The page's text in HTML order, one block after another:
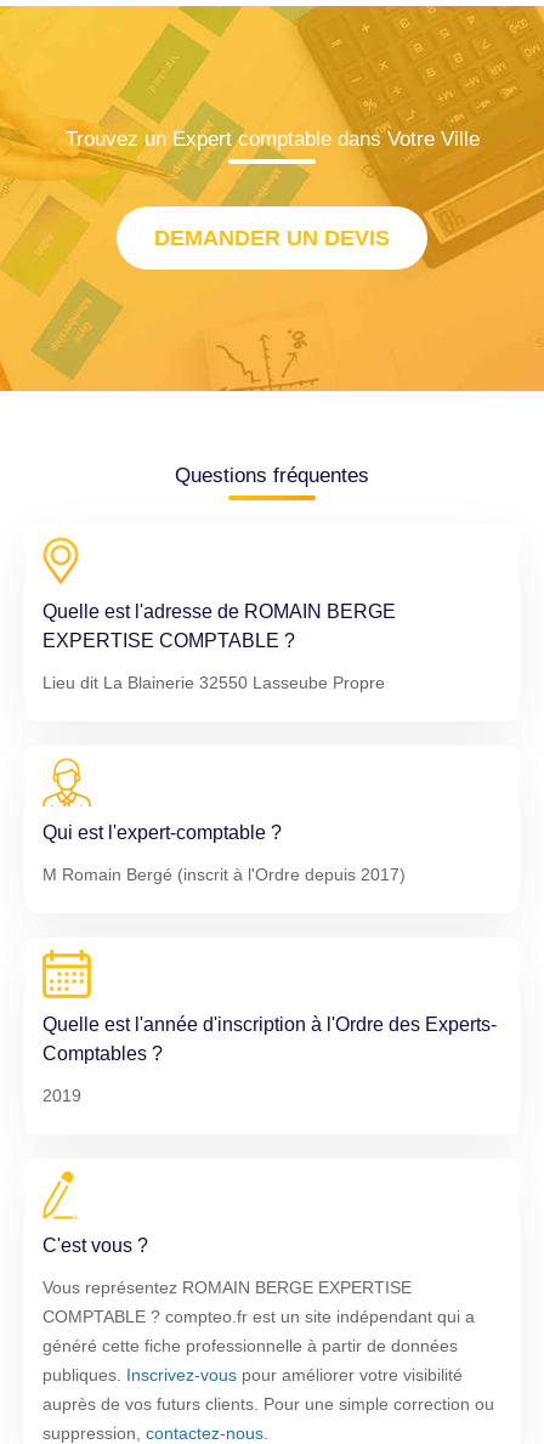
Trouvez un Expert comptable dans Votre Ville
DEMANDER UN DEVIS
Questions fréquentes
Quelle est l'adresse de ROMAIN BERGE
EXPERTISE COMPTABLE ?
Lieu dit La Blainerie 32550 Lasseube Propre
Qui est l'expert-comptable ?
M Romain Bergé (inscrit à l'Ordre depuis 2017)
Quelle est l'année d'inscription à l'Ordre des Experts-
Comptables ?
2019
C'est vous ?
Vous représentez ROMAIN BERGE EXPERTISE
COMPTABLE ? compteo.fr est un site indépendant qui a
généré cette fiche professionnelle à partir de données
publiques. Inscrivez-vous pour améliorer votre visibilité
auprès de vos futurs clients. Pour une simple correction ou
suppression, contactez-nous